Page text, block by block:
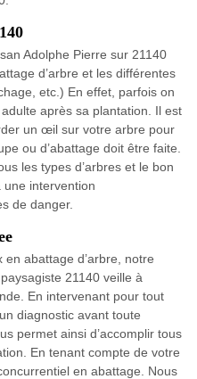
Adolphe Pierre sur 21140
d’arbre et les différentes
etc.) En effet, parfois on
après sa plantation. Il est
un œil sur votre arbre pour
ou d’abattage doit être faite.
les types d’arbres et le bon
une intervention
de danger.
abattage d’arbre, notre
21140 veille à
En intervenant pour tout
diagnostic avant toute
permet ainsi d’accomplir tous
En tenant compte de votre
en abattage. Nous